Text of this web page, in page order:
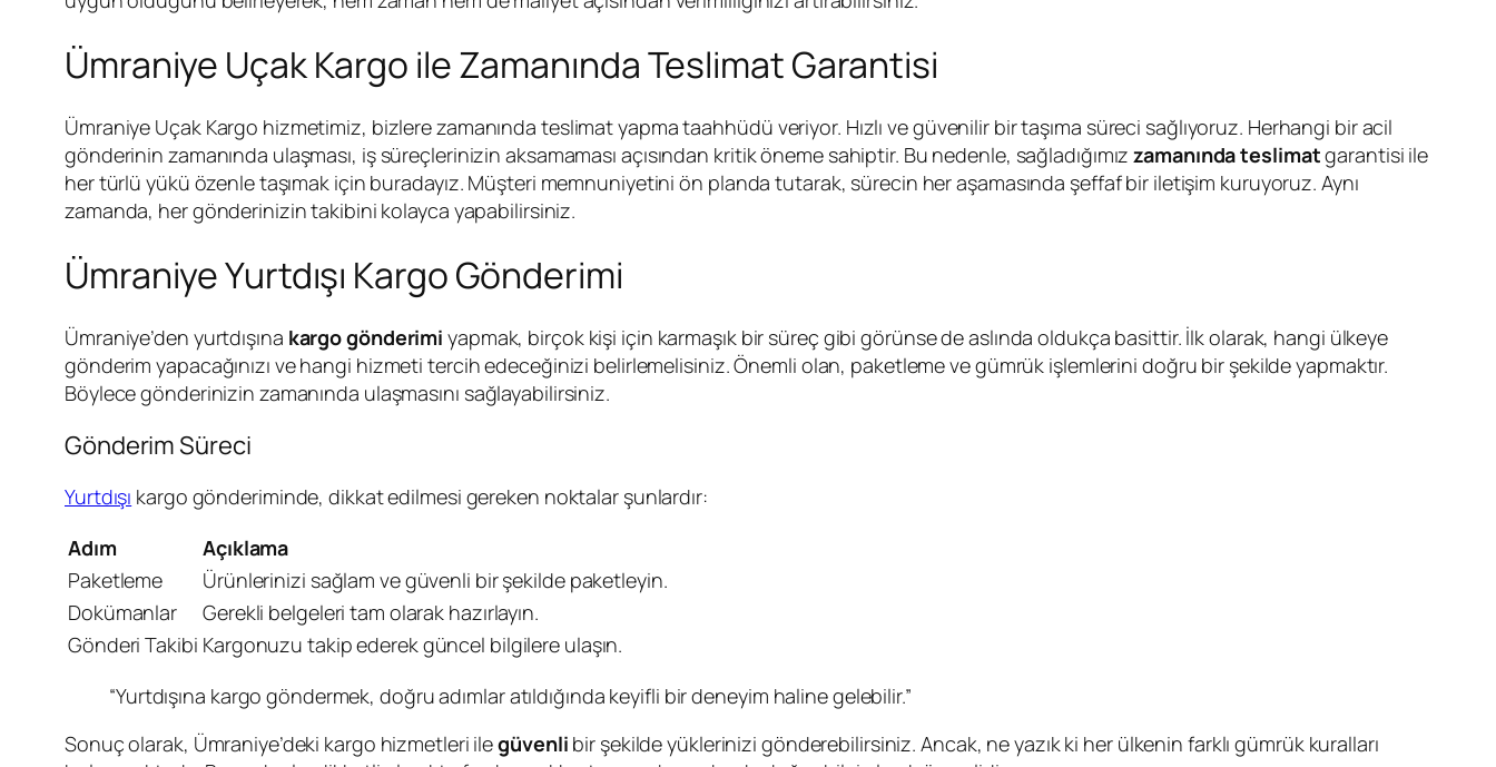
Ümraniye Uçak Kargo ile Zamanında Teslimat Garantisi
Ümraniye Uçak Kargo hizmetimiz, bizlere zamanında teslimat yapma taahhüdü veriyor. Hızlı ve güvenilir bir taşıma süreci sağlıyoruz. Herhangi bir acil
gönderinin zamanında ulaşması, iş süreçlerinizin aksamaması açısından kritik öneme sahiptir. Bu nedenle, sağladığımızzamanında teslimatgarantisi ile
her türlü yükü özenle taşımak için buradayız. Müşteri memnuniyetini ön planda tutarak, sürecin her aşamasında şeffaf bir iletişim kuruyoruz. Aynı
zamanda, her gönderinizin takibini kolayca yapabilirsiniz.
Ümraniye Yurtdışı Kargo Gönderimi
Ümraniye’den yurtdışına kargo gönderimi yapmak, birçok kişi için karmaşık bir süreç gibi görünse de aslında oldukça basittir. İlk olarak, hangi ülkeye
gönderim yapacağınızı ve hangi hizmeti tercih edeceğinizi belirlemelisiniz. Önemli olan, paketleme ve gümrük işlemlerini doğru bir şekilde yapmaktır.
Böylece gönderinizin zamanında ulaşmasını sağlayabilirsiniz.
Gönderim Süreci
Yurtdışı kargo gönderiminde, dikkat edilmesi gereken noktalar şunlardır:
Adım
Açıklama
Paketleme
Ürünlerinizi sağlam ve güvenli bir şekilde paketleyin.
Dokümanlar
Gerekli belgeleri tam olarak hazırlayın.
Gönderi Takibi Kargonuzu takip ederek güncel bilgilere ulaşın.
“Yurtdışına kargo göndermek, doğru adımlar atıldığında keyifli bir deneyim haline gelebilir.”
Sonuç olarak, Ümraniye’deki kargo hizmetleri ilegüvenli bir şekilde yüklerinizi gönderebilirsiniz. Ancak, ne yazık ki her ülkenin farklı gümrük kuralları